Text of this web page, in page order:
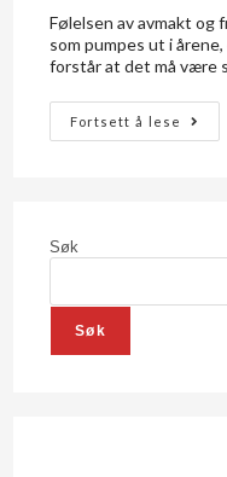
Følelsen av avmakt og
som pumpes ut i
forstår at det må være
Fortsett å lese
Søk
Søk